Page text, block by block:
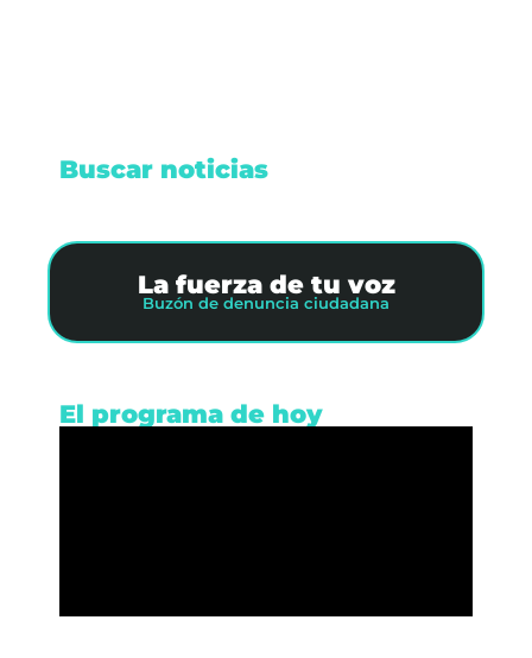
Buscar noticias
La fuerza de tu voz
Buzón de denuncia ciudadana
El programa de hoy